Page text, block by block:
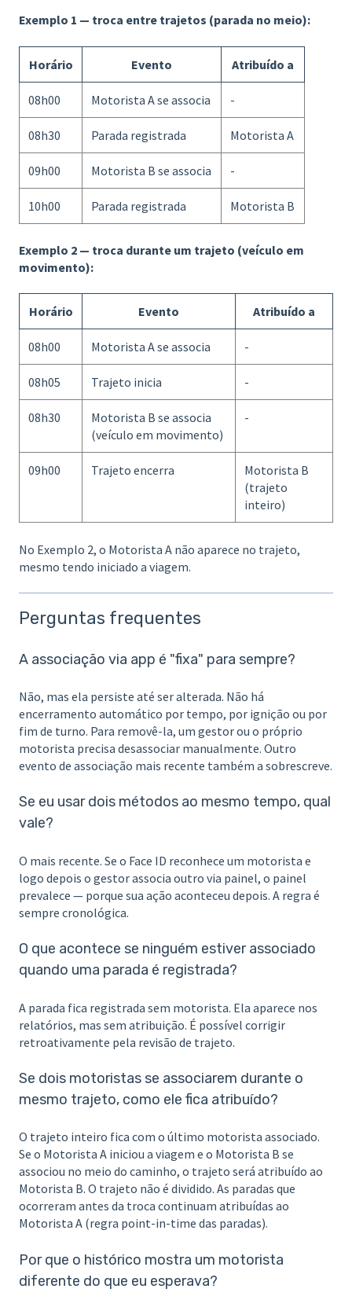
Exemplo 1 — troca entre trajetos (parada no meio):
Horário Evento Atribuído a
08h00 Motorista A se associa -
08h30 Parada registrada Motorista A
09h00 Motorista B se associa -
10h00 Parada registrada Motorista B
Exemplo 2 — troca durante um trajeto (veículo em
movimento):
Horário Evento Atribuído a
08h00 Motorista A se associa -
08h05 Trajeto inicia -
08h30
Motorista B se associa
(veículo em movimento)
-
09h00 Trajeto encerra
Motorista B
(trajeto
inteiro)
No Exemplo 2, o Motorista A não aparece no trajeto,
mesmo tendo iniciado a viagem.
Perguntas frequentes
A associação via app é "fixa" para sempre?
Não, mas ela persiste até ser alterada. Não há
encerramento automático por tempo, por ignição ou por
fim de turno. Para removê-la, um gestor ou o próprio
motorista precisa desassociar manualmente. Outro
evento de associação mais recente também a sobrescreve.
Se eu usar dois métodos ao mesmo tempo, qual
vale?
O mais recente. Se o Face ID reconhece um motorista e
logo depois o gestor associa outro via painel, o painel
prevalece — porque sua ação aconteceu depois. A regra é
sempre cronológica.
O que acontece se ninguém estiver associado
quando uma parada é registrada?
A parada fica registrada sem motorista. Ela aparece nos
relatórios, mas sem atribuição. É possível corrigir
retroativamente pela revisão de trajeto.
Se dois motoristas se associarem durante o
mesmo trajeto, como ele fica atribuído?
O trajeto inteiro fica com o último motorista associado.
Se o Motorista A iniciou a viagem e o Motorista B se
associou no meio do caminho, o trajeto será atribuído ao
Motorista B. O trajeto não é dividido. As paradas que
ocorreram antes da troca continuam atribuídas ao
Motorista A (regra point-in-time das paradas).
Por que o histórico mostra um motorista
diferente do que eu esperava?